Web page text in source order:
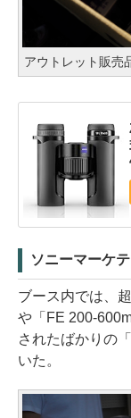
アウトレット販売
ソニーマーケ
ブース内では、
や「FE 200-
されたばかりの
いた。